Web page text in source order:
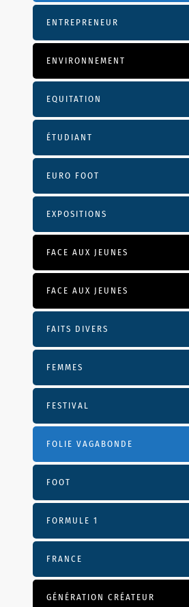
ENTREPRENEUR
ENVIRONNEMENT
EQUITATION
ÉTUDIANT
EURO FOOT
EXPOSITIONS
FACE AUX JEUNES
FACE AUX JEUNES
FAITS DIVERS
FEMMES
FESTIVAL
FOLIE VAGABONDE
FOOT
FORMULE 1
FRANCE
GÉNÉRATION CRÉATEUR